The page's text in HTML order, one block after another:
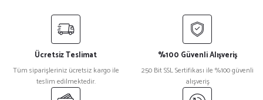
Ücretsiz Teslimat
Tüm siparişleriniz ücretsiz kargo ile
teslim edilmektedir.
%100 Güvenli Alışveriş
250 Bit SSL Sertifikası ile %100 güvenli
alışveriş